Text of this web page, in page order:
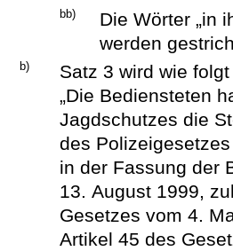
bb)
Die Wörter „in
werden
b)
Satz 3 wird wie
„Die Bediensteten
Jagdschutzes die
des
in der Fassung der
13. August 1999,
Gesetzes vom 4.
Artikel 45 des